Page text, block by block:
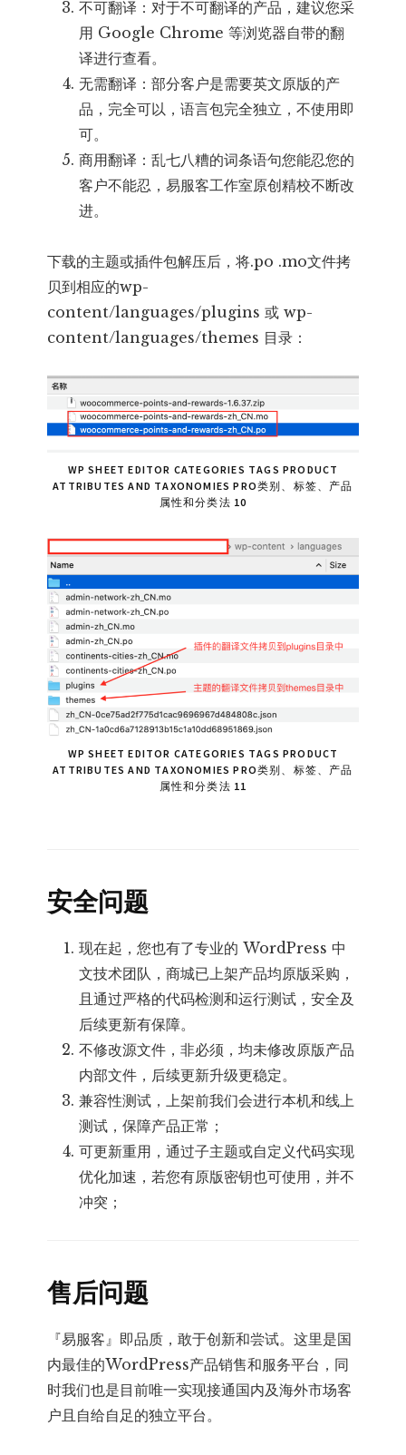
不可翻译：对于不可翻译的产品，建议您采
用 Google Chrome 等浏览器自带的翻
译进行查看。
无需翻译：部分客户是需要英文原版的产
品，完全可以，语言包完全独立，不使用即
可。
商用翻译：乱七八糟的词条语句您能忍您的
客户不能忍，易服客工作室原创精校不断改
进。
下载的主题或插件包解压后，将.po .mo文件拷
贝到相应的wp-
content/languages/plugins 或 wp-
content/languages/themes 目录：
WP SHEET EDITOR CATEGORIES TAGS PRODUCT
ATTRIBUTES AND TAXONOMIES PRO类别、标签、产品
属性和分类法 10
WP SHEET EDITOR CATEGORIES TAGS PRODUCT
ATTRIBUTES AND TAXONOMIES PRO类别、标签、产品
属性和分类法 11
安全问题
现在起，您也有了专业的 WordPress 中
文技术团队，商城已上架产品均原版采购，
且通过严格的代码检测和运行测试，安全及
后续更新有保障。
不修改源文件，非必须，均未修改原版产品
内部文件，后续更新升级更稳定。
兼容性测试，上架前我们会进行本机和线上
测试，保障产品正常；
可更新重用，通过子主题或自定义代码实现
优化加速，若您有原版密钥也可使用，并不
冲突；
售后问题
『易服客』即品质，敢于创新和尝试。这里是国
内最佳的WordPress产品销售和服务平台，同
时我们也是目前唯一实现接通国内及海外市场客
户且自给自足的独立平台。